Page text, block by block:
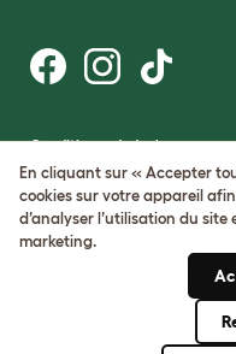
Conditions générales
Protection de la vie privée et
Cookie Settings
Plan du site
Numéro de TVA:
Numéro d’immatriculation de
En cliquant sur « Accepter
cookies sur votre appareil
d’analyser l’utilisation du
marketing.